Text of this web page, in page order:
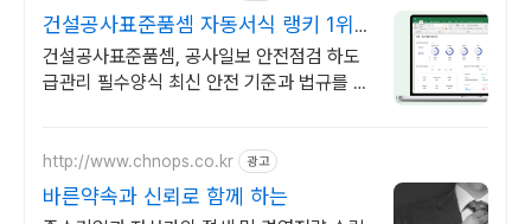
건설공사표준품셈 자동서식 랭키 1위
예스폼!
건설공사표준품셈, 공사일보 안전점검 하도
급관리 필수양식 최신 안전 기준과 법규를 반
http://www.chnops.co.kr 광고
바른약속과 신뢰로 함께 하는